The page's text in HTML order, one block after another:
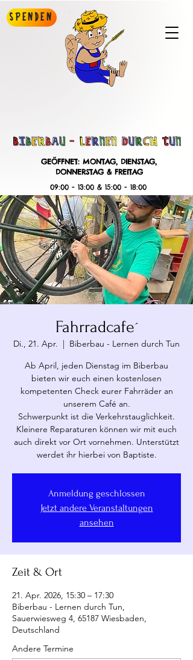
Spenden
GEÖFFNET: MONTAG, DIENSTAG,
DONNERSTAG & FREITAG
09:00 - 13:00 & 15:00 - 18:00
Fahrradcafe´
Di., 21. Apr.
  |
Biberbau - Lernen durch Tun
Ab April, jeden Dienstag im Biberbau
bieten wir euch einen kostenlosen
kompetenten Check eurer Fahrräder an
unserem Café an.
Schwerpunkt ist die Verkehrstauglichkeit.
Kleinere Reparaturen können wir mit euch
auch direkt vor Ort vornehmen. Unterstützt
werdet ihr hierbei von Baptiste.
Anmeldung geschlossen
Jetzt andere Veranstaltungen
ansehen
Zeit & Ort
21. Apr. 2026, 15:30 – 17:30
Biberbau - Lernen durch Tun,
Sauerwiesweg 4, 65187 Wiesbaden,
Deutschland
Andere Termine